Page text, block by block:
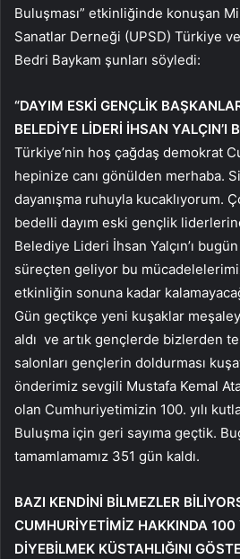
Buluşması” etkinliğinde konuşan
Sanatlar Derneği (UPSD) Türkiye
Bedri Baykam şunları söyledi:
“DAYIM ESKİ GENÇLİK
BELEDİYE LİDERİ İHSAN YALÇIN’I
Türkiye’nin hoş çağdaş demokrat
hepinize canı gönülden merhaba.
dayanışma ruhuyla kucaklıyorum.
bedelli dayım eski gençlik
Belediye Lideri İhsan Yalçın’ı
süreçten geliyor bu
etkinliğin sonuna kadar
Gün geçtikçe yeni kuşaklar
aldı ve artık gençlerde bizlerden
salonları gençlerin doldurması
önderimiz sevgili Mustafa Kemal
olan Cumhuriyetimizin 100. yılı
Buluşma için geri sayıma geçtik.
tamamlamamız 351 gün kaldı.
BAZI KENDİNİ BİLMEZLER
CUMHURİYETİMİZ HAKKINDA 100
DİYEBİLMEK KÜSTAHLIĞINI